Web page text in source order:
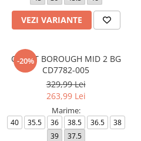
VEZI VARIANTE
-20%
COURT BOROUGH MID 2 BG
CD7782-005
329,99 Lei
263,99 Lei
Marime:
40 35.5 36 38.5 36.5
38
39
37.5